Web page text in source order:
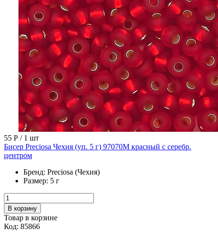
55 Р / 1 шт
Бисер Preciosa Чехия (уп. 5 г) 97070М красный с серебр.
центром
Бренд: Preciosa (Чехия)
Размер: 5 г
В корзину
Товар в корзине
Код: 85866